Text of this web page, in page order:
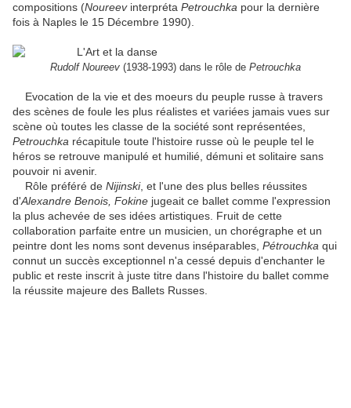
compositions (Noureevinterpréta Petrouchka pour la dernière
fois à Naples le 15 Décembre 1990).
Rudolf Noureev (1938-1993) dans le rôle de Petrouchka
Evocation de la vie et des moeurs du peuple russe à travers
des scènes de foule les plus réalistes et variées jamais vues sur
scène où toutes les classe de la société sont représentées,
Petrouchka récapitule toute l'histoire russe où le peuple tel le
héros se retrouve manipulé et humilié, démuni et solitaire sans
pouvoir ni avenir.
Rôle préféré de Nijinski, et l'une des plus belles réussites
d'Alexandre Benois, Fokine jugeait ce ballet comme l'expression
la plus achevée de ses idées artistiques. Fruit de cette
collaboration parfaite entre un musicien, un chorégraphe et un
peintre dont les noms sont devenus inséparables, Pétrouchka qui
connut un succès exceptionnel n'a cessé depuis d'enchanter le
public et reste inscrit à juste titre dans l'histoire du ballet comme
la réussite majeure des Ballets Russes.